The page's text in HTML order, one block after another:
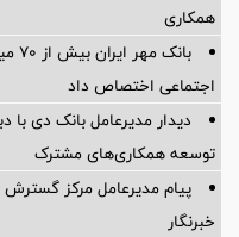
همکاری
اجتماعی اختصاص داد
دیدار مدیرعامل بانک دی با
توسعه همکاری‌های مشترک
پیام مدیرعامل مرکز گسترش
خبرنگار